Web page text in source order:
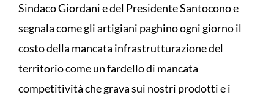
Sindaco Giordani e del Presidente Santocono e
segnala come gli artigiani paghino ogni giorno il
costo della mancata infrastrutturazione del
territorio come un fardello di mancata
competitività che grava sui nostri prodotti e i